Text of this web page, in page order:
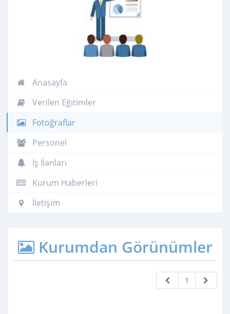
Anasayfa
Verilen Eğitimler
Fotoğraflar
Personel
İş İlanları
Kurum Haberleri
İletişim
Kurumdan Görünümler
1